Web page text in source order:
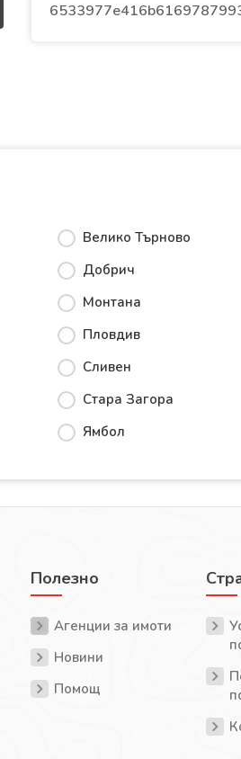
Велико Търново
Добрич
Монтана
Пловдив
Сливен
Стара Загора
Ямбол
Полезно
Агенции за имоти
Новини
Помощ